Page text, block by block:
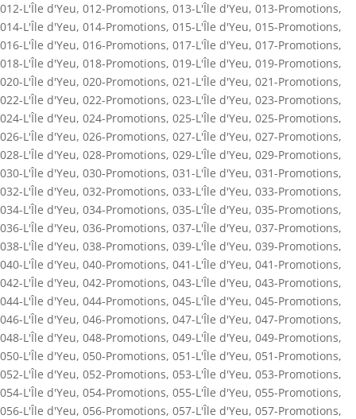
012-L'Île d'Yeu, 012-Promotions, 013-L'Île d'Yeu, 013-Promotions,
014-L'Île d'Yeu, 014-Promotions, 015-L'Île d'Yeu, 015-Promotions,
016-L'Île d'Yeu, 016-Promotions, 017-L'Île d'Yeu, 017-Promotions,
018-L'Île d'Yeu, 018-Promotions, 019-L'Île d'Yeu, 019-Promotions,
020-L'Île d'Yeu, 020-Promotions, 021-L'Île d'Yeu, 021-Promotions,
022-L'Île d'Yeu, 022-Promotions, 023-L'Île d'Yeu, 023-Promotions,
024-L'Île d'Yeu, 024-Promotions, 025-L'Île d'Yeu, 025-Promotions,
026-L'Île d'Yeu, 026-Promotions, 027-L'Île d'Yeu, 027-Promotions,
028-L'Île d'Yeu, 028-Promotions, 029-L'Île d'Yeu, 029-Promotions,
030-L'Île d'Yeu, 030-Promotions, 031-L'Île d'Yeu, 031-Promotions,
032-L'Île d'Yeu, 032-Promotions, 033-L'Île d'Yeu, 033-Promotions,
034-L'Île d'Yeu, 034-Promotions, 035-L'Île d'Yeu, 035-Promotions,
036-L'Île d'Yeu, 036-Promotions, 037-L'Île d'Yeu, 037-Promotions,
038-L'Île d'Yeu, 038-Promotions, 039-L'Île d'Yeu, 039-Promotions,
040-L'Île d'Yeu, 040-Promotions, 041-L'Île d'Yeu, 041-Promotions,
042-L'Île d'Yeu, 042-Promotions, 043-L'Île d'Yeu, 043-Promotions,
044-L'Île d'Yeu, 044-Promotions, 045-L'Île d'Yeu, 045-Promotions,
046-L'Île d'Yeu, 046-Promotions, 047-L'Île d'Yeu, 047-Promotions,
048-L'Île d'Yeu, 048-Promotions, 049-L'Île d'Yeu, 049-Promotions,
050-L'Île d'Yeu, 050-Promotions, 051-L'Île d'Yeu, 051-Promotions,
052-L'Île d'Yeu, 052-Promotions, 053-L'Île d'Yeu, 053-Promotions,
054-L'Île d'Yeu, 054-Promotions, 055-L'Île d'Yeu, 055-Promotions,
056-L'Île d'Yeu, 056-Promotions, 057-L'Île d'Yeu, 057-Promotions,